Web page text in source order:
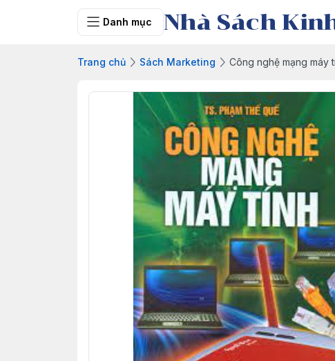
Danh mục Nhà Sách
Trang chủ Sách Marketing Công nghệ mạng máy